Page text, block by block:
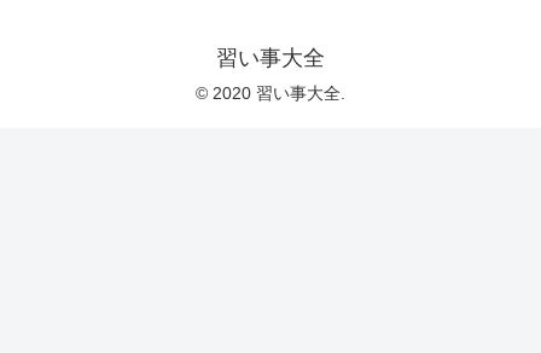
習い事大全
© 2020 習い事大全.